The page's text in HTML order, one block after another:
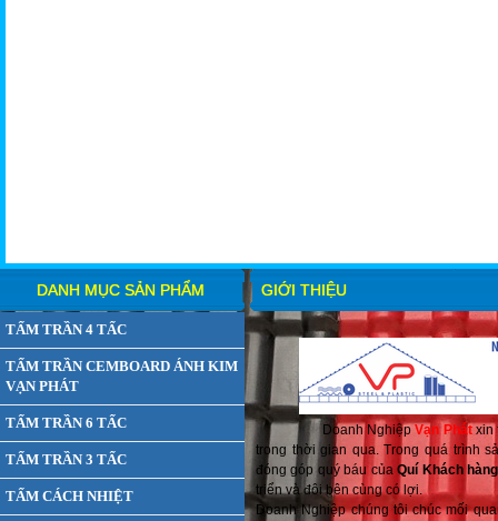
DANH MỤC SẢN PHẨM
TẤM TRẦN 4 TẤC
TẤM TRẦN CEMBOARD ÁNH KIM
VẠN PHÁT
TẤM TRẦN 6 TẤC
TẤM TRẦN 3 TẤC
TẤM CÁCH NHIỆT
GIỚI THIỆU
Doanh NghiệpVạn Phátxin
trong thời gian qua.Trong quá trình
đóng góp quý báu củaQuí Khách hàng
triển và đôi bên cùng có lợi.
Doanh Nghiệpchúng tôi chúc mối